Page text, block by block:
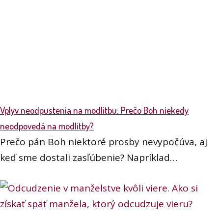
Vplyv neodpustenia na modlitbu: Prečo Boh niekedy
neodpovedá na modlitby?
Prečo pán Boh niektoré prosby nevypočúva, aj
keď sme dostali zasľúbenie? Napríklad…